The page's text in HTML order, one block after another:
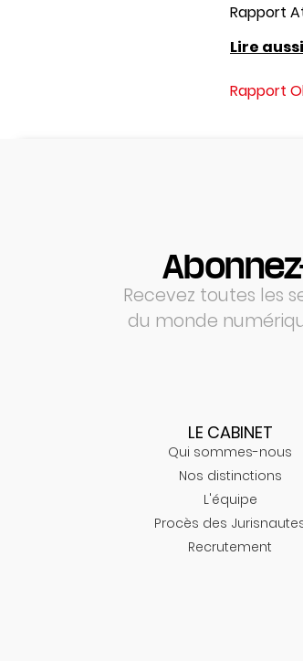
Rapport
Lire
Rapport
Recevez toutes les
du monde
LE CABINET
Qui sommes-nous
Nos distinctions
L'équipe
Procès des
Recrutement